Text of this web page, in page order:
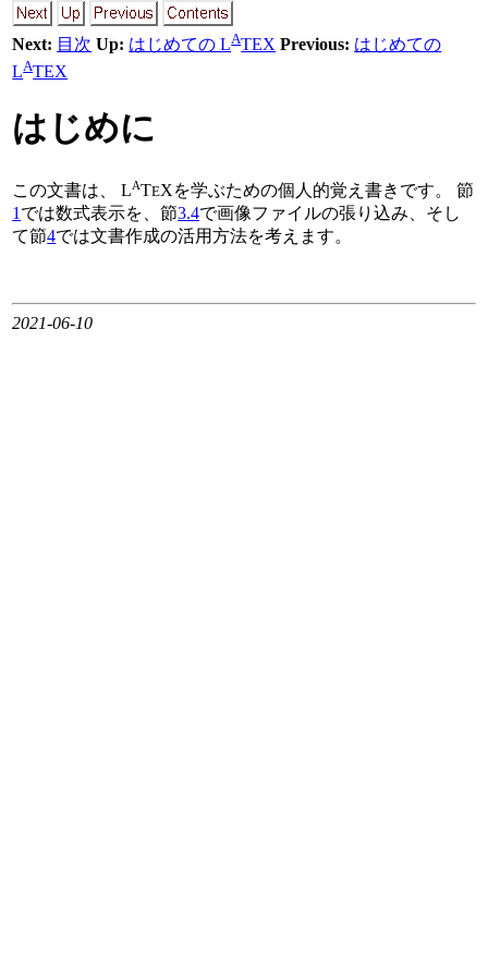
Next: 目次 Up: はじめての LATEX Previous: はじめての
LATEX
はじめに
この文書は、LATEXを学ぶための個人的覚え書きです。 節
1 では数式表示を、節3.4で画像ファイルの張り込み、そし
て節4では文書作成の活用方法を考えます。
2021-06-10